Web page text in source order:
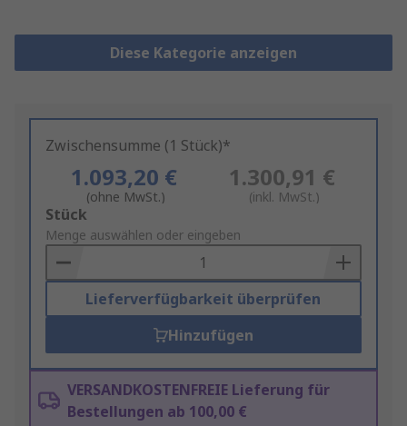
Diese Kategorie anzeigen
Zwischensumme (1 Stück)*
1.093,20 €
(ohne MwSt.)
1.300,91 €
(inkl. MwSt.)
Add
to
Basket
Stück
Menge auswählen oder eingeben
Lieferverfügbarkeit überprüfen
Hinzufügen
VERSANDKOSTENFREIE Lieferung für
Bestellungen ab 100,00 €